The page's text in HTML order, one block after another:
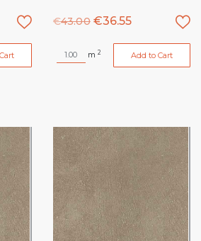
€43.00 €36.55
m 2 Add to Cart